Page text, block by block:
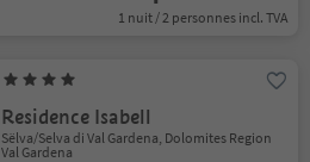
1 nuit / 2 personnes incl. TVA
Residence Isabell
Sëlva/Selva di Val Gardena, Dolomites Region
Val Gardena